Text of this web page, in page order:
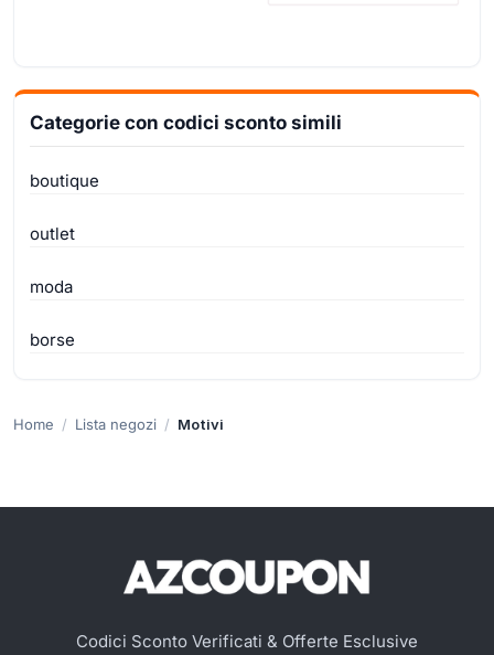
Categorie con codici sconto simili
boutique
outlet
moda
borse
Home Lista negozi Motivi
Codici Sconto Verificati & Offerte Esclusive